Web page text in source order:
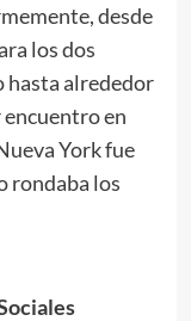
desde
los dos
hasta alrededor
en
York fue
rondaba los